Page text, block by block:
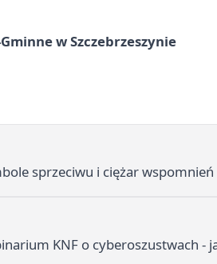
w Szczebrzeszynie
sprzeciwu i ciężar wspomnień
KNF o cyberoszustwach -